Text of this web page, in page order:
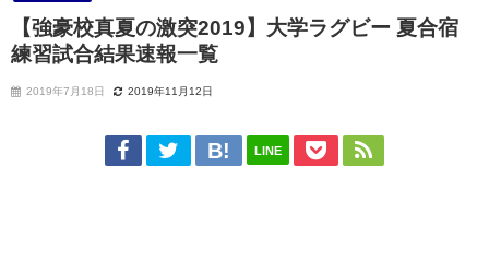
【強豪校真夏の激突2019】大学ラグビー 夏合宿
練習試合結果速報一覧
2019年7月18日 2019年11月12日
LINE